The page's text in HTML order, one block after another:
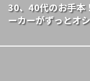
30、40代のお手
ーカーがずっとオ